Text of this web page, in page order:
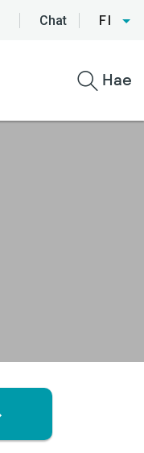
Chat FI
Hae